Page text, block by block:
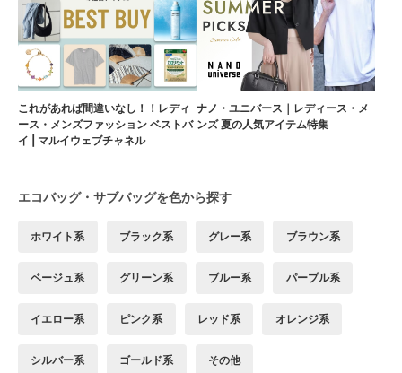
これがあれば間違いなし！！レディ
ース・メンズファッション ベストバ
イ | マルイウェブチャネル
ナノ・ユニバース｜レディース・メ
ンズ 夏の人気アイテム特集
エコバッグ・サブバッグを色から探す
ホワイト系 ブラック系 グレー系 ブラウン系
ベージュ系 グリーン系 ブルー系 パープル系
イエロー系 ピンク系 レッド系 オレンジ系
シルバー系 ゴールド系 その他